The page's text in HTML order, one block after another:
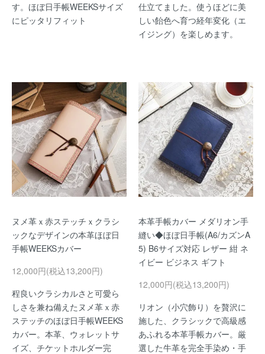
す。ほぼ日手帳WEEKSサイズ
にピッタリフィット
仕立てました。使うほどに美
しい飴色へ育つ経年変化（エ
イジング）を楽しめます。
ヌメ革ｘ赤ステッチｘクラシ
ックなデザインの本革ほぼ日
手帳WEEKSカバー
12,000円(税込13,200円)
程良いクラシカルさと可愛ら
しさを兼ね備えたヌメ革ｘ赤
ステッチのほぼ日手帳WEEKS
カバー。本革、ウォレットサ
イズ、チケットホルダー完
本革手帳カバー メダリオン手
縫い◆ほぼ日手帳(A6/カズンA
5) B6サイズ対応 レザー 紺 ネ
イビー ビジネス ギフト
12,000円(税込13,200円)
リオン（小穴飾り）を贅沢に
施した、クラシックで高級感
あふれる本革手帳カバー。厳
選した牛革を完全手染め・手